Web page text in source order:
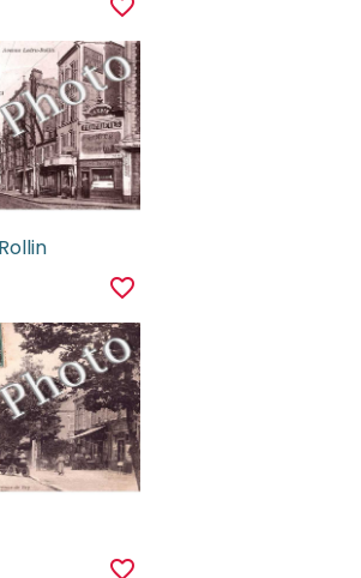
favorite_border
favorite_border
favorite_border